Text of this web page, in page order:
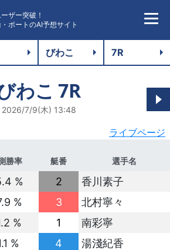
ザー突破！
ボートのAI予想サイト
わこ 7R
2026/7/9(木) 13:48
ライブページ
勝率 艇番 選手名
% 2
香川素子
% 3
北村寧々
% 1
南彩寧
% 4
湯淺紀香